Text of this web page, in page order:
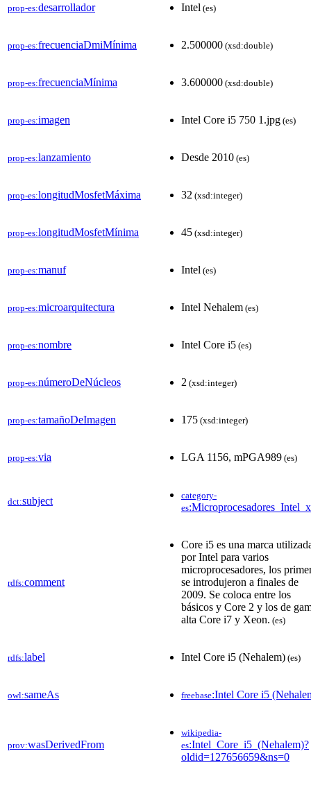
prop-es:desarrollador Intel (es)
prop-es:frecuenciaDmiMínima 2.500000 (xsd:double)
prop-es:frecuenciaMínima 3.600000 (xsd:double)
prop-es:imagen Intel Core i5 750 1.jpg (es)
prop-es:lanzamiento Desde 2010 (es)
prop-es:longitudMosfetMáxima 32 (xsd:integer)
prop-es:longitudMosfetMínima 45 (xsd:integer)
prop-es:manuf Intel (es)
prop-es:microarquitectura Intel Nehalem (es)
prop-es:nombre Intel Core i5 (es)
prop-es:númeroDeNúcleos 2 (xsd:integer)
prop-es:tamañoDeImagen 175 (xsd:integer)
prop-es:via LGA 1156, mPGA989 (es)
dct:subject
category-
es
rdfs:comment
Core i5 es una marca
por Intel para varios
microprocesadores, los
se introdujeron a finales de
2009. Se coloca entre los
básicos y Core 2 y los de
alta Core i7 y Xeon. (es)
rdfs:label Intel Core i5 (Nehalem) (es)
owl:sameAs freebase:Intel Core i5
prov:wasDerivedFrom
wikipedia-
es:Intel_Core_i5_(Nehalem)?
oldid=127656659&ns=0